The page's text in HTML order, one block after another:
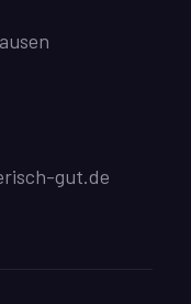
gut.de